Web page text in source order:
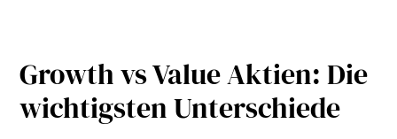
Growth vs Value Aktien: Die
wichtigsten Unterschiede